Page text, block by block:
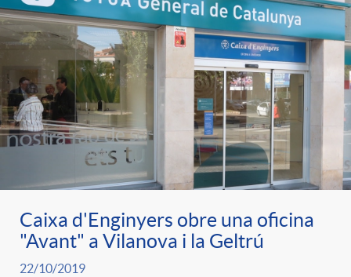
Caixa d'Enginyers obre una oficina
"Avant" a Vilanova i la Geltrú
22/10/2019